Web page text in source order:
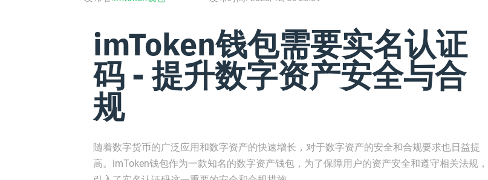
imToken钱包需要实名认证
码 - 提升数字资产安全与合
规
随着数字货币的广泛应用和数字资产的快速增长，对于数字资产的安全和合规要求也日益提
高。imToken钱包作为一款知名的数字资产钱包，为了保障用户的资产安全和遵守相关法规，